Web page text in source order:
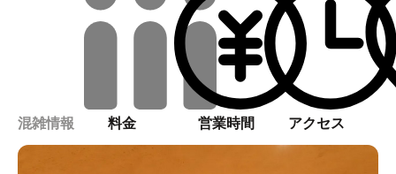
混雑情報 料金 営業時間 アクセス